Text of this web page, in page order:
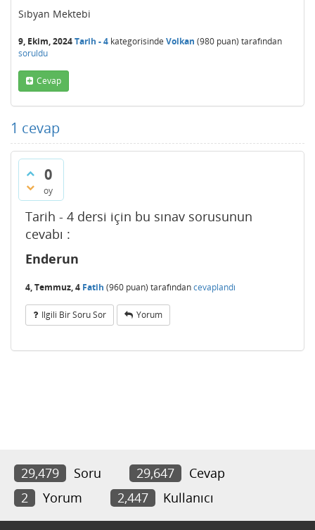
Sıbyan Mektebi
9, Ekim, 2024Tarih - 4 kategorisinde Volkan (980 puan) tarafından
soruldu
Cevap
1 cevap
0
oy
Tarih - 4 dersi için bu sınav sorusunun
cevabı :
Enderun
4, Temmuz, 4 Fatih (960 puan) tarafındancevaplandı
Ilgili Bir Soru Sor Yorum
29,479 Soru 29,647
Cevap
2
Yorum 2,447 Kullanıcı